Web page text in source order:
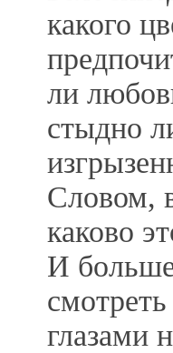
какого
ли
стыдно
Словом,
каково
И
глазами